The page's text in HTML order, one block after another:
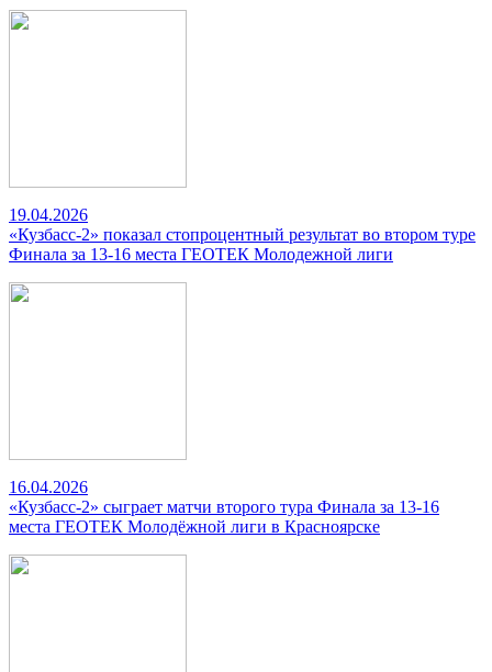
19.04.2026
«Кузбасс-2» показал стопроцентный результат во втором туре
Финала за 13-16 места ГЕОТЕК Молодежной лиги
16.04.2026
«Кузбасс-2» сыграет матчи второго тура Финала за 13-16
места ГЕОТЕК Молодёжной лиги в Красноярске